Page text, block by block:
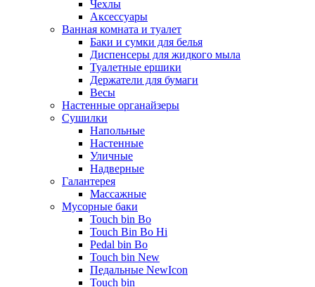
Чехлы
Аксессуары
Ванная комната и туалет
Баки и сумки для белья
Диспенсеры для жидкого мыла
Туалетные ершики
Держатели для бумаги
Весы
Настенные органайзеры
Сушилки
Напольные
Настенные
Уличные
Надверные
Галантерея
Массажные
Мусорные баки
Touch bin Bo
Touch Bin Bo Hi
Pedal bin Bo
Touch bin New
Педальные NewIcon
Touch bin